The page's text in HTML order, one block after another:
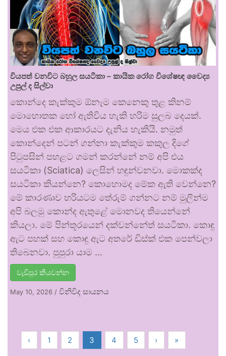
වියපත් වනවිට බහුල සයටිකා – කායික රෝග විශේෂඥ වෛද්‍ය
උපුල් ද සිල්වා
කොන්දෙ කැක්කුම ඕනෑම කෙනෙකු තුළ කිනම්
මොහොතක හෝ ඇතිවිය හැකි හරිම සුලබ දෙයක්.
මෙය එක එක ආකාරයට දැනිය හැකියි. නමුත්
කොන්දෙන් පටන් ගන්නා කැක්කුම කකුල දිගේ
පිටුපසින් පහළට ගමන් කරන්නේ නම් අපි එය
සයටිකා (Sciatica) ලෙසින් හඳුන්වනවා. මොකක්ද
සයටිකා කියන්නෙ? කොහොමද මේක ඇති වෙන්නෙ?
මේ කාරණාව හරියටම තේරුම් ගන්නට නම් මුලින්ම
අපි බලමු කොන්ද ඇතුළේ මොනවද තියෙන්නේ
කියලා. මේ පින්තූරයෙන් දක්වන්නේත් සයටිකා. කොඳු
ඇට පහක් සහ කොඳු ඇට අතරේ ඩිස්ක් එක පෙන්වලා
තිබෙනවා. පුපුරා යාම …
වැඩිපුර කියවන්න
May 10, 2026 / විනිවිද සායනය
‹ 1 2 3 4 5 › »